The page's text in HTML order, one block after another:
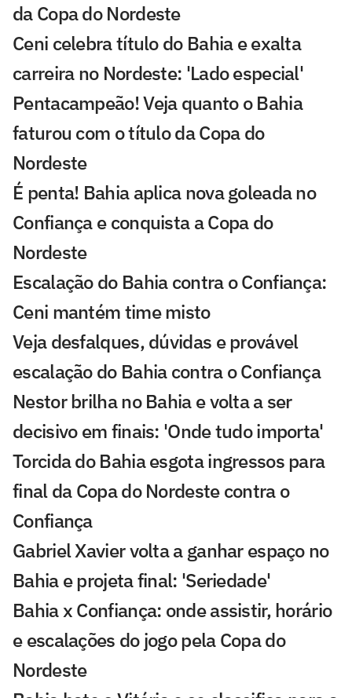
da Copa do Nordeste
Ceni celebra título do Bahia e exalta
carreira no Nordeste: 'Lado especial'
Pentacampeão! Veja quanto o Bahia
faturou com o título da Copa do
Nordeste
É penta! Bahia aplica nova goleada no
Confiança e conquista a Copa do
Nordeste
Escalação do Bahia contra o Confiança:
Ceni mantém time misto
Veja desfalques, dúvidas e provável
escalação do Bahia contra o Confiança
Nestor brilha no Bahia e volta a ser
decisivo em finais: 'Onde tudo importa'
Torcida do Bahia esgota ingressos para
final da Copa do Nordeste contra o
Confiança
Gabriel Xavier volta a ganhar espaço no
Bahia e projeta final: 'Seriedade'
Bahia x Confiança: onde assistir, horário
e escalações do jogo pela Copa do
Nordeste